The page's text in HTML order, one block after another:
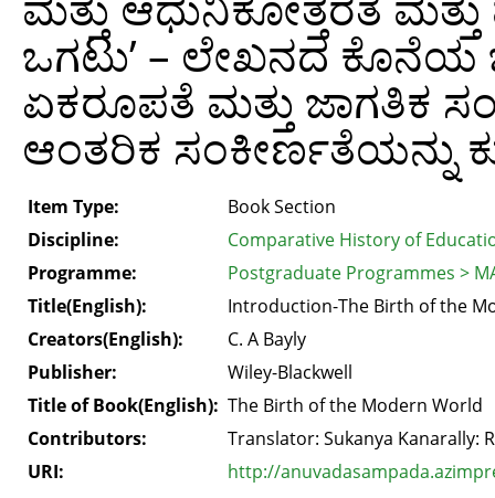
ಒಗಟು’ – ಲೇಖನದ ಕೊನೆಯ
ಏಕರೂಪತೆ ಮತ್ತು ಜಾಗತಿಕ
ಆಂತರಿಕ ಸಂಕೀರ್ಣತೆಯನ್ನು
Item Type:
Book Section
Discipline:
Comparative History of
Programme:
Postgraduate Programmes >
Title(English):
Introduction-The Birth of the
Creators(English):
C. A Bayly
Publisher:
Wiley-Blackwell
Title of Book(English): The Birth of the Modern World
Contributors:
Translator: Sukanya Kanarally:
URI:
http://